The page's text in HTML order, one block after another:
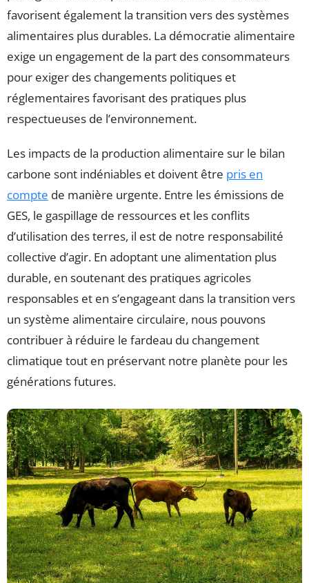
favorisent également la transition vers des systèmes
alimentaires plus durables. La démocratie alimentaire
exige un engagement de la part des consommateurs
pour exiger des changements politiques et
réglementaires favorisant des pratiques plus
respectueuses de l’environnement.
Les impacts de la production alimentaire sur le bilan
carbone sont indéniables et doivent être pris en
compte de manière urgente. Entre les émissions de
GES, le gaspillage de ressources et les conflits
d’utilisation des terres, il est de notre responsabilité
collective d’agir. En adoptant une alimentation plus
durable, en soutenant des pratiques agricoles
responsables et en s’engageant dans la transition vers
un système alimentaire circulaire, nous pouvons
contribuer à réduire le fardeau du changement
climatique tout en préservant notre planète pour les
générations futures.